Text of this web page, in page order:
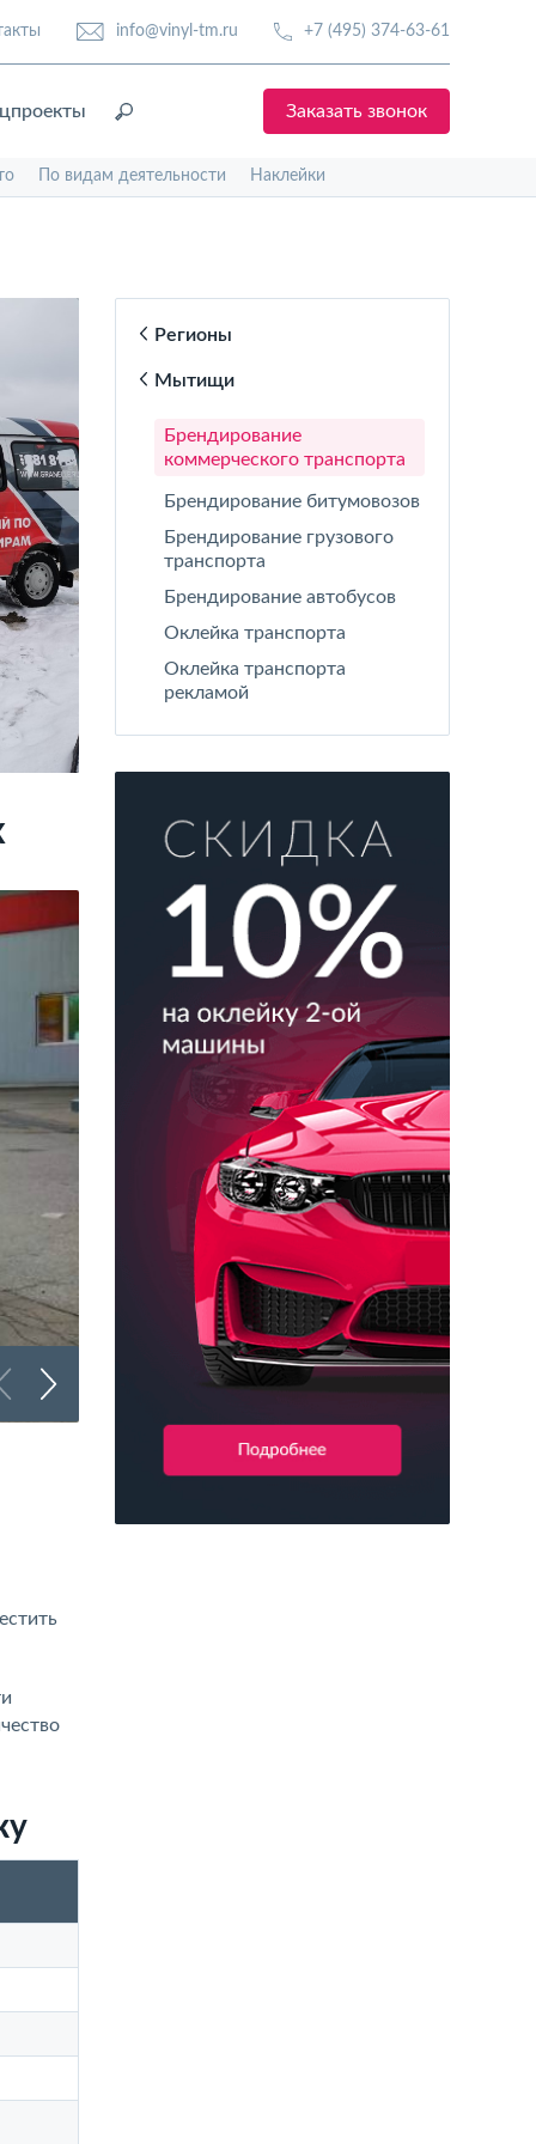
info@vinyl-tm.ru +7 (495) 374-63-61
Заказать звонок
По видам деятельности Наклейки
Брендирование коммерческого транспорта
Регионы
Мытищи
Брендирование
коммерческого транспорта
Брендирование битумовозов
Брендирование грузового
транспорта
Брендирование автобусов
Оклейка транспорта
Оклейка транспорта
рекламой